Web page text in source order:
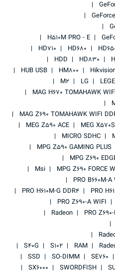
H510M PRO - E
HD680
HD710
HD830
HDD
HM800
HUB USB
LG
M2
MAG H670 TOMAHAWK
MAG Z690 TOMAHAWK WIFI
MEG
MEG Z590 ACE
MICRO SDHC
MPG Z590 GAMING PLUS
MPG Z690
MPG Z690 FORCE
Msi
PRO B660M-
PRO
PRO H610M-G DDR4
PRO Z690-A WIFI
PRO
Radeon
RAM
S102
S40G
SE760
SO-DIMM
SSD
SWORDFISH
SX6000